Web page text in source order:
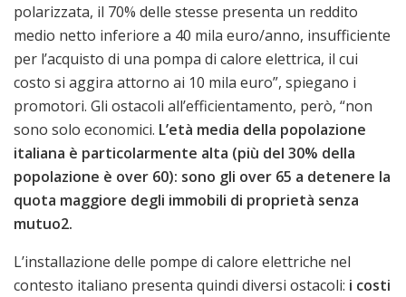
polarizzata, il 70% delle stesse presenta un reddito
medio netto inferiore a 40 mila euro/anno, insufficiente
per l’acquisto di una pompa di calore elettrica, il cui
costo si aggira attorno ai 10 mila euro”, spiegano i
promotori. Gli ostacoli all’efficientamento, però, “non
sono solo economici. L’età media della popolazione
italiana è particolarmente alta (più del 30% della
popolazione è over 60): sono gli over 65 a detenere la
quota maggiore degli immobili di proprietà senza
mutuo2.
L’installazione delle pompe di calore elettriche nel
contesto italiano presenta quindi diversi ostacoli: i costi